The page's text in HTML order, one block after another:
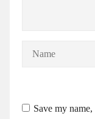
Save my